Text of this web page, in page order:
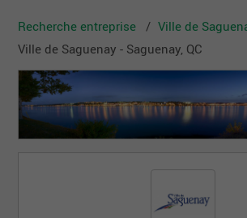
Recherche entreprise
Ville de
Ville de Saguenay - Saguenay, QC